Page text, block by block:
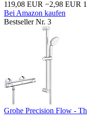
119,08 EUR −2,98 EUR
Bei Amazon kaufen
Bestseller Nr. 3
Grohe Precision Flow -